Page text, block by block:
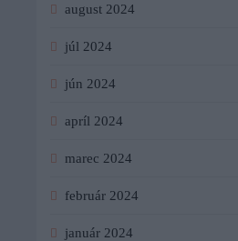
august 2024
júl 2024
jún 2024
apríl 2024
marec 2024
február 2024
január 2024